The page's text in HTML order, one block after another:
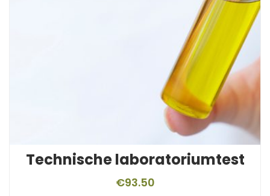
Technische laboratoriumtest
€93.50